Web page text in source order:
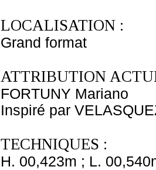
LOCALISATION :
Grand format
ATTRIBUTION
FORTUNY Mariano
Inspiré par
TECHNIQUES :
H. 00,423m ; L.